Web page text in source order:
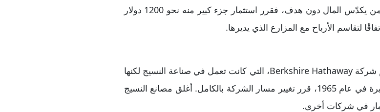
دولار اليوم بعد احتساب التضخم. لم يكن ممن يكدّس المال دون هدف، فقرر استثمار جزء كبير منه نحو 1200 دولار
لتقاسم الأرباح مع المزارع الذي يديرها.
في عام 1962، بدأ وارن بافيت بشراء أسهم شركة Berkshire Hathaway، التي كانت تعمل في صناعة النسيج لكنها
تعاني من خسائر. بعد حصوله على حصة كبيرة في عام 1965، قرر تغيير مسار الشركة بالكامل. أغلق مصانع النسيج
في شركات أخرى.